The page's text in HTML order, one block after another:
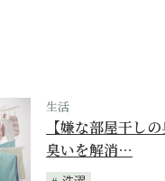
生活
【嫌な部屋干し
臭いを解消…